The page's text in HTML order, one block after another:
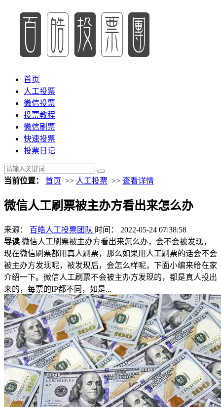
首页
人工投票
微信投票
投票教程
微信刷票
快速投票
投票日记
当前位置： 首页 >> 人工投票 >> 查看详情
微信人工刷票被主办方看出来怎么办
来源： 百皓人工投票团队 时间： 2022-05-24 07:38:58
导读 微信人工刷票被主办方看出来怎么办，会不会被发现，
现在微信刷票都用真人刷票，那么如果用人工刷票的话会不会
被主办方发现呢，被发现后，会怎么样呢，下面小编来给在家
介绍一下。微信人工刷票不会被主办方发现的，都是真人投出
来的，每票的IP都不同，如是...